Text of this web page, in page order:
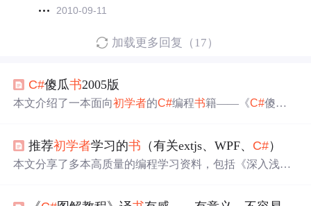
2010-09-11
加载更多回复（17）
C#傻瓜书2005版
本文介绍了一本面向初学者的C#编程书籍——《C#傻瓜
推荐初学者学习的书 （有关extjs、WPF、 C#）
本文分享了多本高质量的编程学习资料，包括《深入浅出